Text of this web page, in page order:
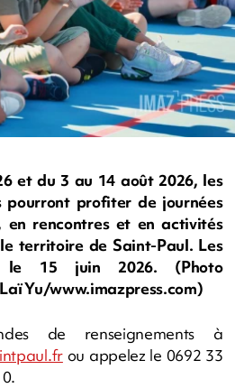
et du 3 au 14 août 2026, les
pourront profiter de journées
en rencontres et en activités
territoire de Saint-Paul. Les
le 15 juin 2026. (Photo
Yu/www.imazpress.com)
de renseignements à
ou appelez le 0692 33